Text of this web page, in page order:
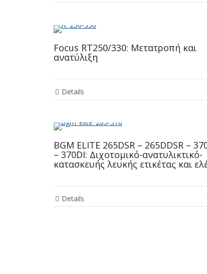
Focus RT250/330: Μετατροπή και
ανατύλιξη
Details
BGM ELITE 265DSR – 265DDSR –
– 370DI: Διχοτομικό-ανατυλικτικό-
κατασκευής λευκής ετικέτας και
Details